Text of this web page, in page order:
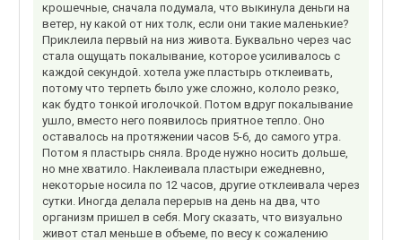
крошечные, сначала подумала, что выкинула деньги на
ветер, ну какой от них толк, если они такие маленькие?
Приклеила первый на низ живота. Буквально через час
стала ощущать покалывание, которое усиливалось с
каждой секундой. хотела уже пластырь отклеивать,
потому что терпеть было уже сложно, кололо резко,
как будто тонкой иголочкой. Потом вдруг покалывание
ушло, вместо него появилось приятное тепло. Оно
оставалось на протяжении часов 5-6, до самого утра.
Потом я пластырь сняла. Вроде нужно носить дольше,
но мне хватило. Наклеивала пластыри ежедневно,
некоторые носила по 12 часов, другие отклеивала через
сутки. Иногда делала перерыв на день на два, что
организм пришел в себя. Могу сказать, что визуально
живот стал меньше в объеме, по весу к сожалению